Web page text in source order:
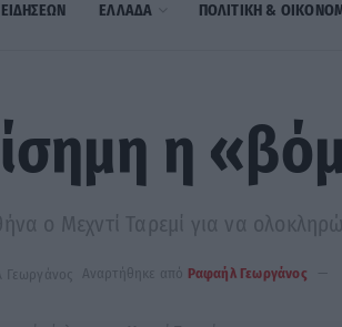
ΕΛΛΑΔΑ ΠΟΛΙΤΙΚΗ &
η
ο Μεχντί Ταρεμί για να
Αναρτήθηκε από Ραφαήλ Γεωργάνος